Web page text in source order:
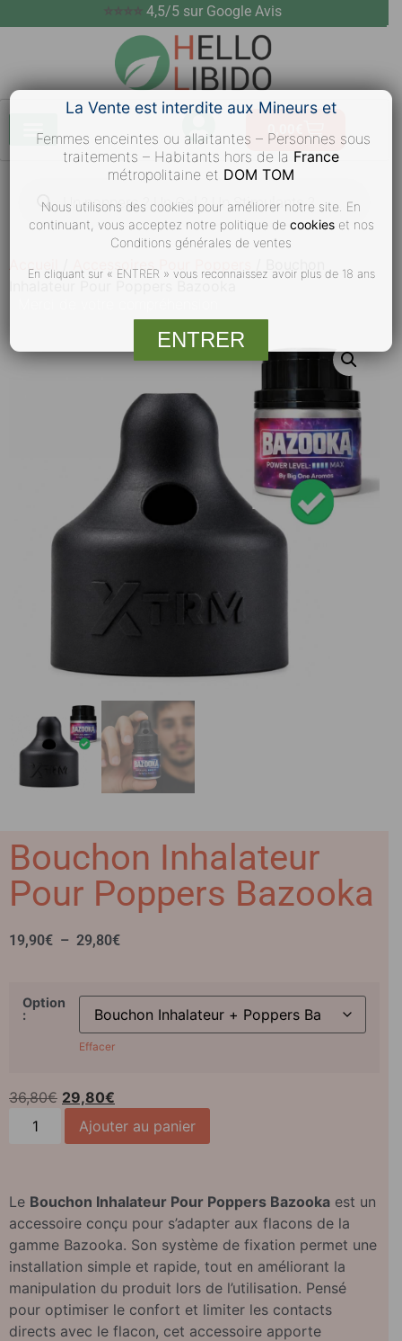
⭐⭐⭐⭐ 4,5/5 sur Google Avis
0,00
Inhalateur Pour Poppers Bazooka
Bouchon Inhalateur
Pour Poppers Bazooka
19,90€ – 29,80€
Option
:
Effacer
36,80€ 29,80€
Ajouter au panier
Le Bouchon Inhalateur Pour Poppers Bazooka est un
accessoire conçu pour s’adapter aux flacons de la
gamme Bazooka. Son système de fixation permet une
installation simple et rapide, tout en améliorant la
manipulation du produit lors de l’utilisation. Pensé
pour optimiser le confort et limiter les contacts
directs avec le flacon, cet accessoire apporte
La Vente est interdite aux Mineurs et
Femmes enceintes ou allaitantes – Personnes sous
traitements – Habitants hors de la France
métropolitaine et DOM TOM
Nous utilisons des cookies pour améliorer notre site. En
continuant, vous acceptez notre politique de cookieset nos
Conditions générales de ventes
En cliquant sur « ENTRER » vous reconnaissez avoir plus de 18 ans
ENTRER